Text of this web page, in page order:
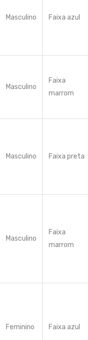
Masculino Faixa azul
Masculino
Faixa
marrom
Masculino Faixa preta
Masculino
Faixa
marrom
Feminino Faixa azul